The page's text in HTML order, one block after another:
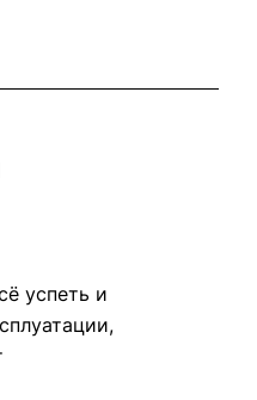
успеть и